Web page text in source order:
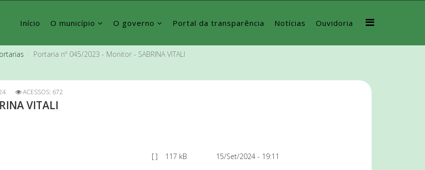
Início O município O governo Portal da transparência Notícias Ouvidoria
Portaria nº 045/2023 - Monitor - SABRINA VITALI
ACESSOS: 672
VITALI
[ ] 117 kB 15/Set/2024 - 19:11